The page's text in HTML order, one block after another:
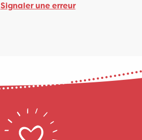
Signaler une erreur